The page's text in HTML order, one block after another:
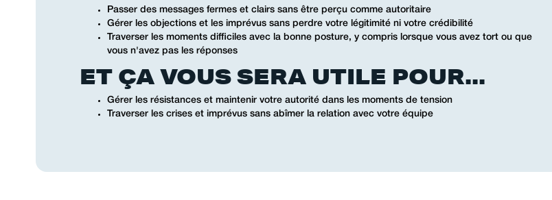
Passer des messages fermes et clairs sans être perçu comme autoritaire
Gérer les objections et les imprévus sans perdre votre légitimité ni votre crédibilité
Traverser les moments difficiles avec la bonne posture, y compris lorsque vous avez tort ou que
vous n'avez pas les réponses
ET ÇA VOUS SERA UTILE POUR...
Gérer les résistances et maintenir votre autorité dans les moments de tension
Traverser les crises et imprévus sans abîmer la relation avec votre équipe